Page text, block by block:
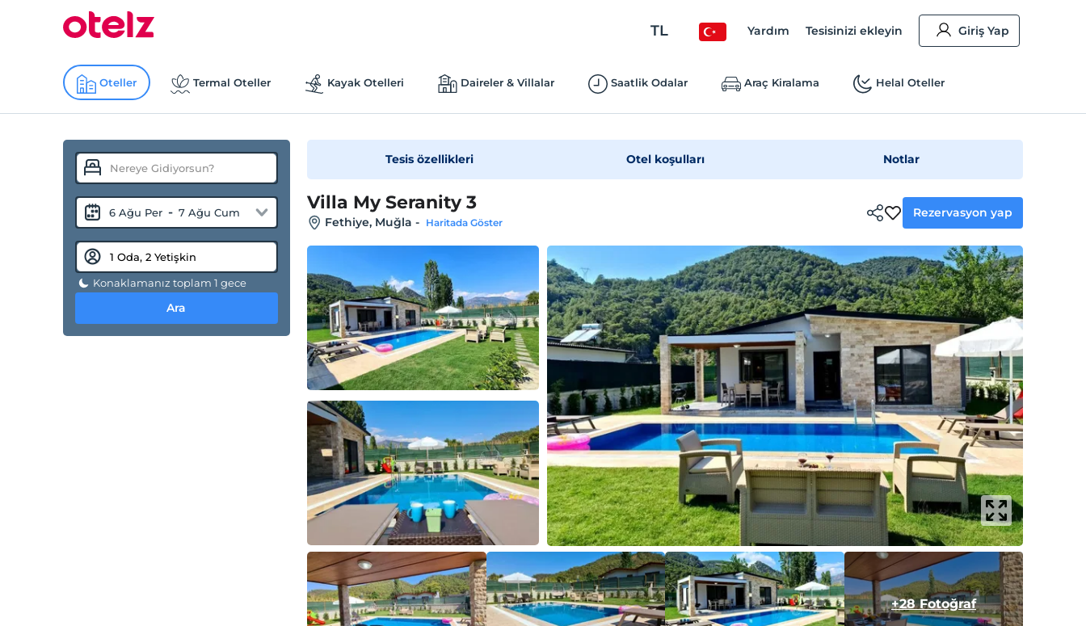
TL Yardım Tesisinizi ekleyin Giriş Yap
Oteller Termal Oteller Kayak Otelleri Daireler & Villalar Saatlik Odalar Araç Kiralama Helal Oteller
6 Ağu Per - 7 Ağu Cum
Konaklamanız toplam 1 gece
Ara
Tesis özellikleri Otel koşulları Notlar
Villa My Seranity 3
Fethiye, Muğla - Haritada Göster
Rezervasyon yap
+28 Fotoğraf